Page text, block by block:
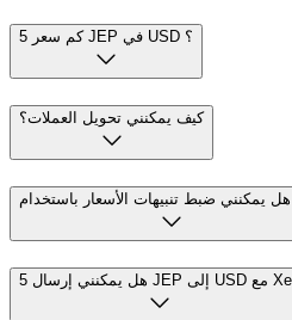
كم سعر 5 JEP في USD ؟
كيف يمكنني تحويل العملات؟